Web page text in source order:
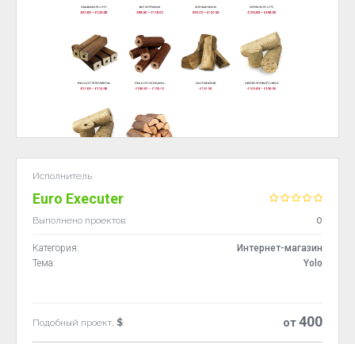
Исполнитель
Euro Executer
Выполнено проектов: 0
Категория:
Интернет-магазин
Тема:
Yolo
Подобный проект, $: от400